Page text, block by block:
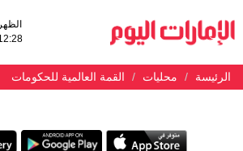
الظهر
الرئيسة محليات القمة العالمية للحكومات